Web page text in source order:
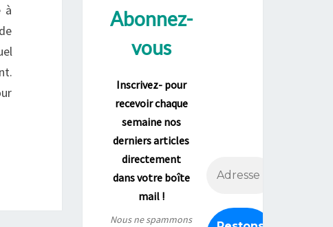
à
Abonnez-
vous
Inscrivez- pour
recevoir chaque
semaine nos
derniers articles
directement
dans votre boîte
mail !
Nous ne spammons